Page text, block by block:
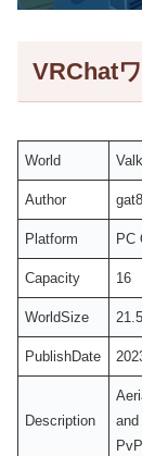
VRChat
World
Author gat8
Platform PC
Capacity 16
WorldSize
PublishDate
Description